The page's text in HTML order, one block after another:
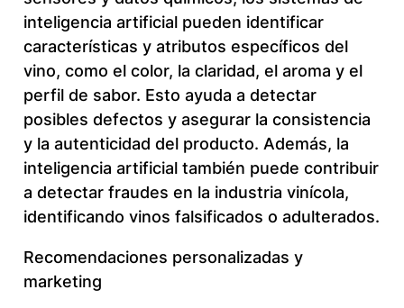
inteligencia artificial pueden identificar
características y atributos específicos del
vino, como el color, la claridad, el aroma y el
perfil de sabor. Esto ayuda a detectar
posibles defectos y asegurar la consistencia
y la autenticidad del producto. Además, la
inteligencia artificial también puede contribuir
a detectar fraudes en la industria vinícola,
identificando vinos falsificados o adulterados.
Recomendaciones personalizadas y
marketing